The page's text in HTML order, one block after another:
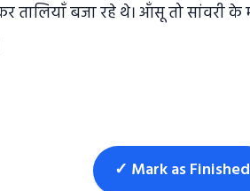
बजा रहे थे। आँसू तो सांवरी के
✓ Mark as Finished